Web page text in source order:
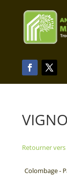
Retourner
Colombage -